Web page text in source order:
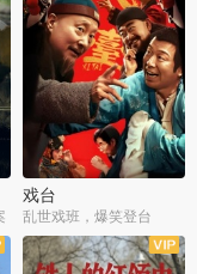
戏台
乱世戏班，爆笑登台